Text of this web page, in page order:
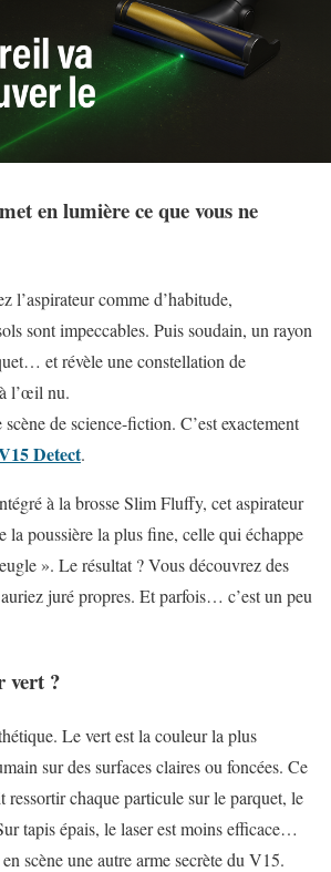
en lumière ce que vous ne
l’aspirateur comme d’habitude,
sont impeccables. Puis soudain, un rayon
et révèle une constellation de
l’œil nu.
scène de science-fiction. C’est exactement
Detect.
à la brosse Slim Fluffy, cet aspirateur
la poussière la plus fine, celle qui échappe
». Le résultat ? Vous découvrez des
juré propres. Et parfois… c’est un peu
vert ?
Le vert est la couleur la plus
sur des surfaces claires ou foncées. Ce
ressortir chaque particule sur le parquet, le
tapis épais, le laser est moins efficace…
en scène une autre arme secrète du V15.